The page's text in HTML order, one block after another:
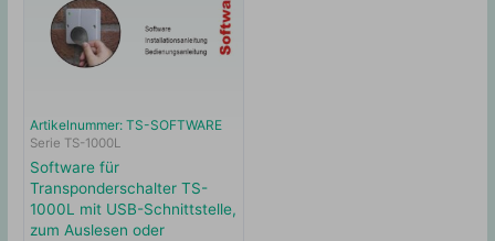
Artikelnummer: TS-SOFTWARE
Serie TS-1000L
Software für
Transponderschalter TS-
1000L mit USB-Schnittstelle,
zum Auslesen oder